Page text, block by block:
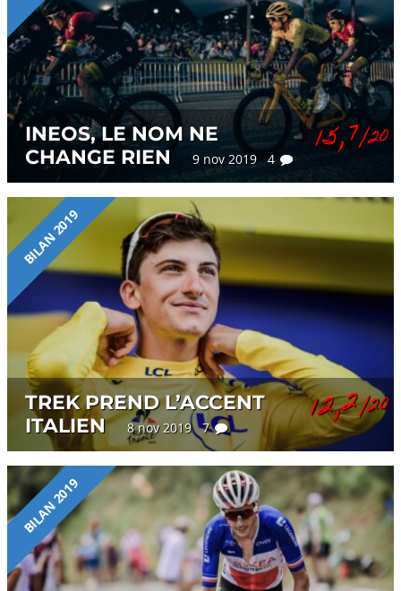
INEOS, LE NOM NE
CHANGE RIEN
9 nov 2019 4
15,7/20
BILAN 2019
TREK PREND L’ACCENT
ITALIEN
8 nov 2019 7
12,2/20
BILAN 2019